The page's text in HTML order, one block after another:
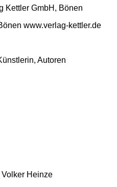
Kettler GmbH, Bönen
www.verlag-kettler.de
Autoren
Heinze